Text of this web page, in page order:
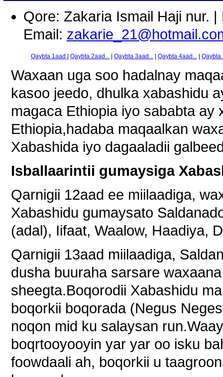
Qore: Zakaria Ismail Haji nur.
Email:
Qaybta 1aad | Qaybta 2aad... | Qaybta 3aad... | Qaybta 4aad... | Qaybta
Waxaan uga soo hadalnay
kasoo jeedo, dhulka xabashidu
magaca Ethiopia iyo sababta
Ethiopia,hadaba maqaalkan
Xabashida iyo dagaaladii
Isballaarintii gumaysiga
Qarnigii 12aad ee miilaadiga,
Xabashidu gumaysato
(adal), Iifaat, Waalow, Haadiya,
Qarnigii 13aad miilaadiga,
dusha buuraha sarsare
sheegta.Boqorodii Xabashidu
boqorkii boqorada (Negus
noqon mid ku salaysan
boqrtooyooyin yar yar oo isku
foowdaali ah, boqorkii u